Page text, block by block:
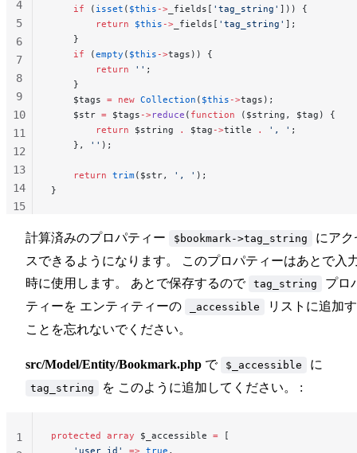
    if
( isset ( $this -> _fields[ 'tag_string' ])) {
        return
$this -> _fields[ 'tag_string' ];
    }
    if
(empty ( $this ->tags)) {
        return
'' ;
    }
    $tags
= new Collection ( $this ->tags);
    $str
= $tags ->reduce ( function ($string, $tag) {
        return
$string . $tag ->title . ', ' ;
    },
'' );
    return
trim($str, ', ' );
}
4
5
6
7
8
9
10
11
12
13
14
15
計算済みのプロパティー $bookmark->tag_string
にアク
スできるようになります。 このプロパティーはあとで入
時に使用します。 あとで保存するので tag_string
プロ
ティーを エンティティーの
_accessible
リストに追加
ことを忘れないでください。
src/Model/Entity/Bookmark.php で $_accessible に
tag_string を このように追加してください。 :
protected array $_accessible = [
    'user_id'
=> true ,
1